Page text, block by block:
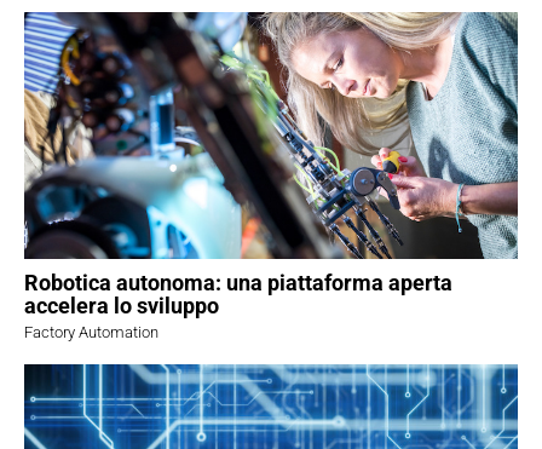
Robotica autonoma: una piattaforma aperta
accelera lo sviluppo
Factory Automation